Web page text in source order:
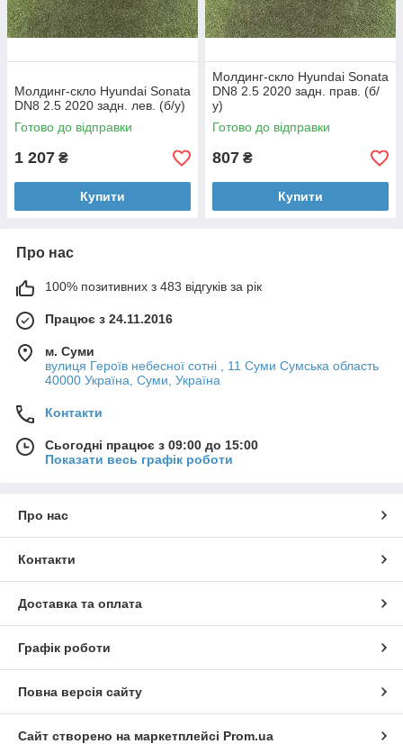
Молдинг-скло Hyundai Sonata
DN8 2.5 2020 задн. лев. (б/у)
Готово до відправки
1 207 ₴
Купити
Молдинг-скло Hyundai Sonata
DN8 2.5 2020 задн. прав. (б/
у)
Готово до відправки
807 ₴
Купити
Про нас
100% позитивних з 483 відгуків за рік
Працює з 24.11.2016
м. Суми
вулиця Героїв небесної сотні , 11 Суми Сумська область
40000 Україна, Суми, Україна
Контакти
Сьогодні працює з 09:00 до 15:00
Показати весь графік роботи
Про нас
Контакти
Доставка та оплата
Графік роботи
Повна версія сайту
Сайт створено на маркетплейсі Prom.ua